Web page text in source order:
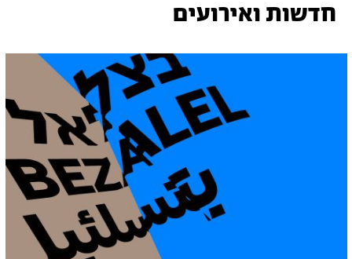
חדשות ואירועים